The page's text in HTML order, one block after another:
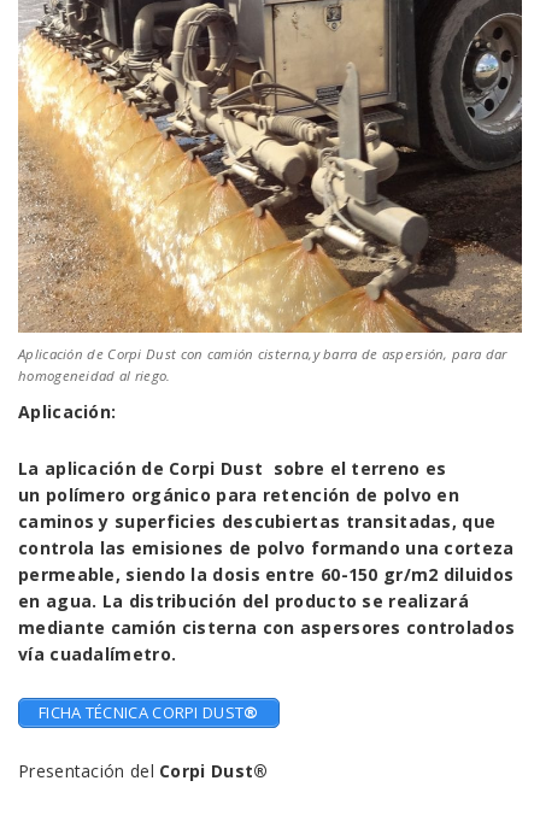
Aplicación de Corpi Dust con camión cisterna,y barra de aspersión, para dar
homogeneidad al riego.
Aplicación:
La aplicación de Corpi Dust sobre el terreno es
un polímero orgánico para retención de polvo en
caminos y superficies descubiertas transitadas, que
controla las emisiones de polvo formando una corteza
permeable, siendo la dosis entre 60-150 gr/m2 diluidos
en agua. La distribución del producto se realizará
mediante camión cisterna con aspersores controlados
vía cuadalímetro.
FICHA TÉCNICA CORPI DUST®
Presentación del Corpi Dust®